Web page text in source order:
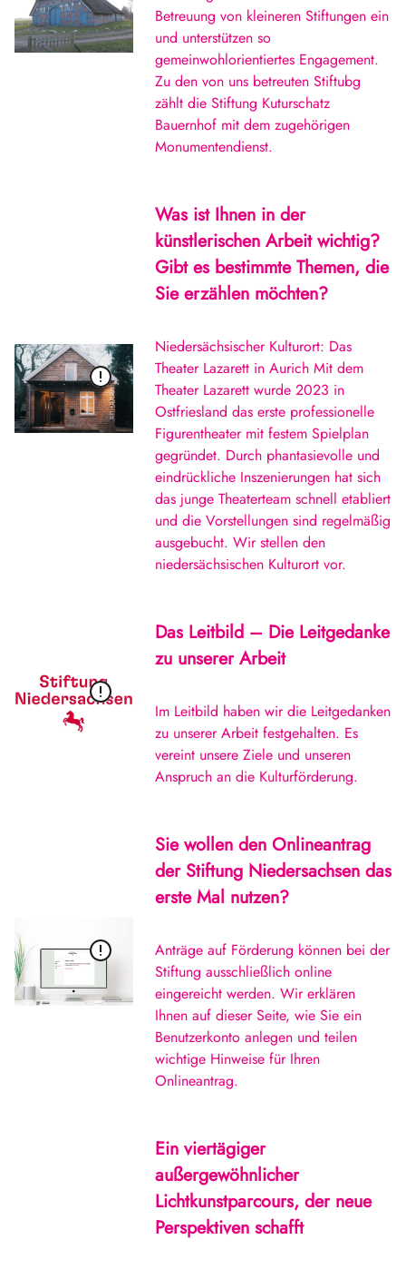
Betreuung von kleineren Stiftungen ein
und unterstützen so
gemeinwohlorientiertes Engagement.
Zu den von uns betreuten Stiftubg
zählt die Stiftung Kuturschatz
Bauernhof mit dem zugehörigen
Monumentendienst.
Was ist Ihnen in der
künstlerischen Arbeit wichtig?
Gibt es bestimmte Themen, die
Sie erzählen möchten?
Niedersächsischer Kulturort: Das
Theater Lazarett in Aurich Mit dem
Theater Lazarett wurde 2023 in
Ostfriesland das erste professionelle
Figurentheater mit festem Spielplan
gegründet. Durch phantasievolle und
eindrückliche Inszenierungen hat sich
das junge Theaterteam schnell etabliert
und die Vorstellungen sind regelmäßig
ausgebucht. Wir stellen den
niedersächsischen Kulturort vor.
Das Leitbild – Die Leitgedanke
zu unserer Arbeit
Im Leitbild haben wir die Leitgedanken
zu unserer Arbeit festgehalten. Es
vereint unsere Ziele und unseren
Anspruch an die Kulturförderung.
Sie wollen den Onlineantrag
der Stiftung Niedersachsen das
erste Mal nutzen?
Anträge auf Förderung können bei der
Stiftung ausschließlich online
eingereicht werden. Wir erklären
Ihnen auf dieser Seite, wie Sie ein
Benutzerkonto anlegen und teilen
wichtige Hinweise für Ihren
Onlineantrag.
Ein viertägiger
außergewöhnlicher
Lichtkunstparcours, der neue
Perspektiven schafft